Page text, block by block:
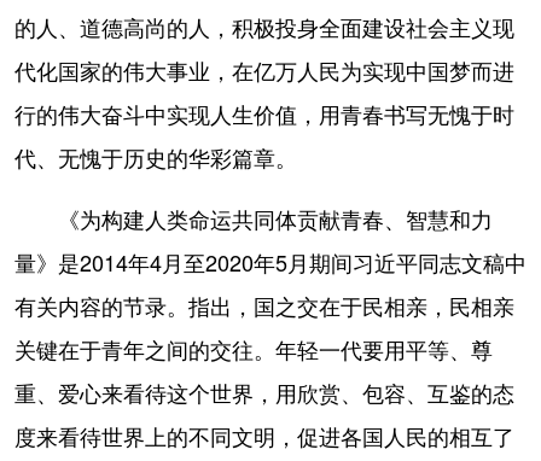
的人、道德高尚的人，积极投身全面建设社会主义现
代化国家的伟大事业，在亿万人民为实现中国梦而进
行的伟大奋斗中实现人生价值，用青春书写无愧于时
代、无愧于历史的华彩篇章。
《为构建人类命运共同体贡献青春、智慧和力
量》是2014年4月至2020年5月期间习近平同志文稿中
有关内容的节录。指出，国之交在于民相亲，民相亲
关键在于青年之间的交往。年轻一代要用平等、尊
重、爱心来看待这个世界，用欣赏、包容、互鉴的态
度来看待世界上的不同文明，促进各国人民的相互了